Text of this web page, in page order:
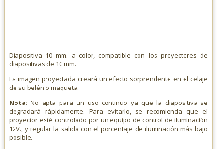
Diapositiva 10 mm. a color, compatible con los proyectores de
diapositivas de 10 mm.
La imagen proyectada creará un efecto sorprendente en el celaje
de su belén o maqueta.
Nota: No apta para un uso continuo ya que la diapositiva se
degradará rápidamente. Para evitarlo, se recomienda que el
proyector esté controlado por un equipo de control de iluminación
12V., y regular la salida con el porcentaje de iluminación más bajo
posible.